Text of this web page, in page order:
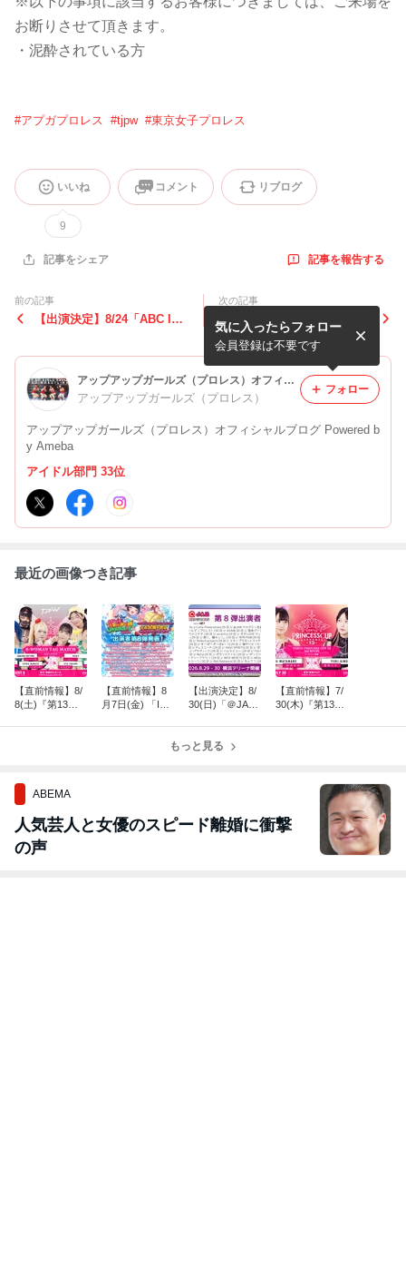
お断りさせて頂きます。
・泥酔されている方
#アプガプロレス #tjpw #東京女子プロレス
いいね
9
コメント リブログ
記事をシェア 記事を報告する
前の記事
【出演決定】8/24「ABC ID
次の記事
【直前情報】7月27日「東京
プリンセスカップ」
アップアップガールズ（プロレス）オフィシャルブログ Powered by Ameba
アップアップガールズ（プロレス）
アップアップガールズ（プロレス）オフィシャルブログ Powered b
y Ameba
気に入ったらフォロー
会員登録は不要です
フォロー
アイドル部門 33位
最近の画像つき記事
【直前情報】8/
8(土)『第13回
【直前情報】8
月7日(金) 「ID
【出演決定】8/
30(日)「＠JAM
T」
【直前情報】7/
30(木)『第13回
もっと見る
ABEMA
人気芸人と女優のスピード離婚に衝撃
の声